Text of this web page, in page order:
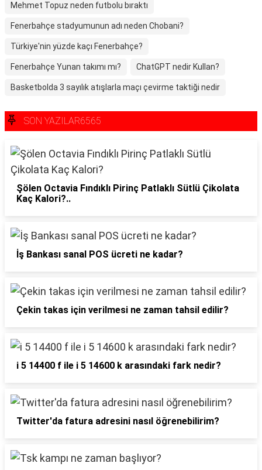
Mehmet Topuz neden futbolu bıraktı
Fenerbahçe stadyumunun adı neden Chobani?
Türkiye'nin yüzde kaçı Fenerbahçe?
Fenerbahçe Yunan takımı mı? ChatGPT nedir Kullan?
Basketbolda 3 sayılık atışlarla maçı çevirme taktiği nedir
SON YAZILAR6565
Şölen Octavia Fındıklı Pirinç Patlaklı Sütlü Çikolata
Kaç Kalori?..
İş Bankası sanal POS ücreti ne kadar?
Çekin takas için verilmesi ne zaman tahsil edilir?
i 5 14400 f ile i 5 14600 k arasındaki fark nedir?
Twitter'da fatura adresini nasıl öğrenebilirim?